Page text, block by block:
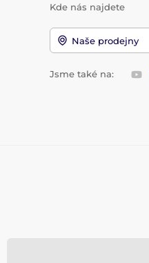
Kde nás najdete
Naše prodejny
Jsme také na: